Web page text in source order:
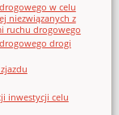
w celu
niezwiązanych z
ruchu drogowego
drogi
inwestycji celu